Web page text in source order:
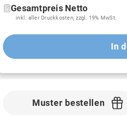
Gesamtpreis Netto
inkl. aller Druckkosten, zzgl. 19% MwSt.
In
Muster bestellen